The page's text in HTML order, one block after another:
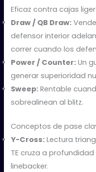
Eficaz contra cajas
Draw / QB Draw:
defensor interior
correr cuando los
Power / Counter: Un
generar superioridad
Sweep: Rentable
sobrealinean al blitz.
Conceptos de pase
Y-Cross: Lectura
TE cruza a
linebacker.